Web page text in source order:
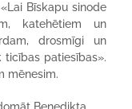
Bīskapu sinode
katehētiem un
drosmīgi un
patiesības».
mēnesim.